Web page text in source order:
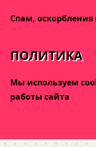
Спам,
ПОЛИТИКА
Мы используем
работы сайта